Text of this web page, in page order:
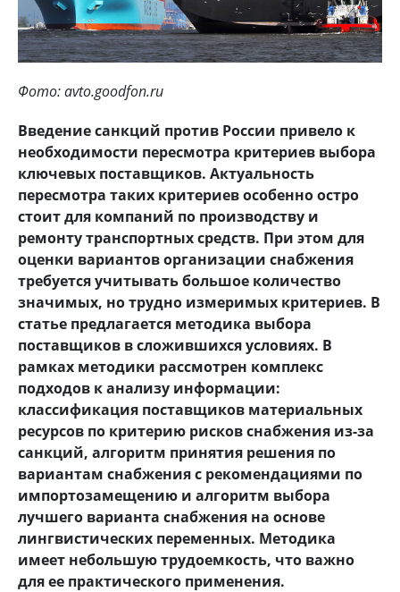
Фото: avto.goodfon.ru
Введение санкций против России привело к
необходимости пересмотра критериев выбора
ключевых поставщиков. Актуальность
пересмотра таких критериев особенно остро
стоит для компаний по производству и
ремонту транспортных средств. При этом для
оценки вариантов организации снабжения
требуется учитывать большое количество
значимых, но трудно измеримых критериев. В
статье предлагается методика выбора
поставщиков в сложившихся условиях. В
рамках методики рассмотрен комплекс
подходов к анализу информации:
классификация поставщиков материальных
ресурсов по критерию рисков снабжения из-за
санкций, алгоритм принятия решения по
вариантам снабжения с рекомендациями по
импортозамещению и алгоритм выбора
лучшего варианта снабжения на основе
лингвистических переменных. Методика
имеет небольшую трудоемкость, что важно
для ее практического применения.